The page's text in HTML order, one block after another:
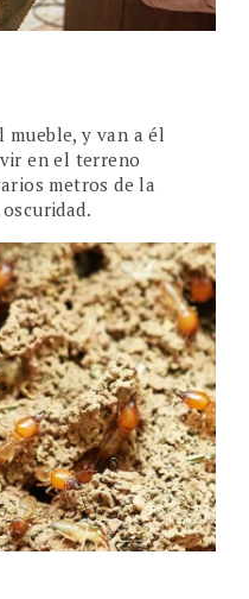
mueble, y van a él
en el terreno
metros de la